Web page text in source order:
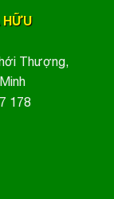
HỮU
Thượng,
178